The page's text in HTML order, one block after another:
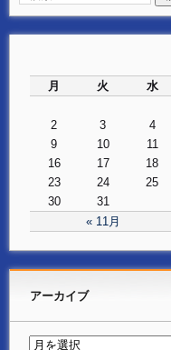
月
火 水
« 11月
2
3 4
9
10 11
16
17 18
23
24 25
30
31
アーカイブ